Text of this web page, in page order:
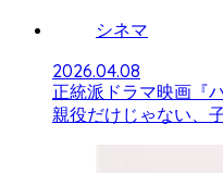
シネマ
2026.04.08
正統派ドラマ映画『
親役だけじゃない、